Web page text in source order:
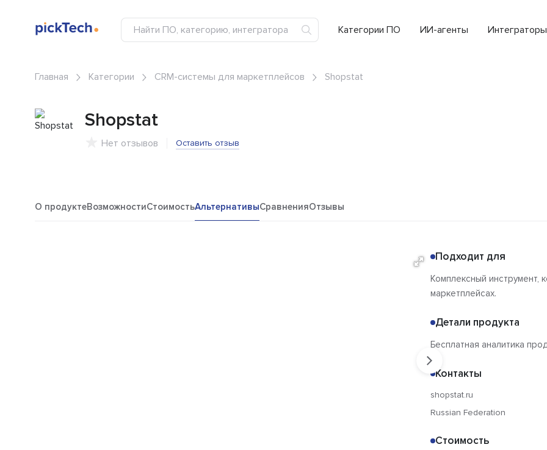
Категории ПО ИИ-агенты Интеграторы
Главная Категории CRM-системы для маркетплейсов Shopstat
Shopstat
Нет отзывов Оставить отзыв
О продуктеВозможностиСтоимостьАльтернативыСравненияОтзывы
Подходит для
Комплексный инструмент,
маркетплейсах.
Детали продукта
Бесплатная аналитика
Контакты
shopstat.ru
Russian Federation
Стоимость